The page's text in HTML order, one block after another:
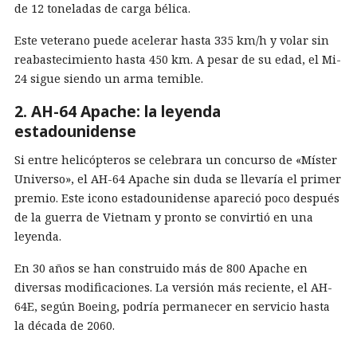
de 12 toneladas de carga bélica.
Este veterano puede acelerar hasta 335 km/h y volar sin
reabastecimiento hasta 450 km. A pesar de su edad, el Mi-
24 sigue siendo un arma temible.
2. AH-64 Apache: la leyenda
estadounidense
Si entre helicópteros se celebrara un concurso de «Míster
Universo», el AH-64 Apache sin duda se llevaría el primer
premio. Este icono estadounidense apareció poco después
de la guerra de Vietnam y pronto se convirtió en una
leyenda.
En 30 años se han construido más de 800 Apache en
diversas modificaciones. La versión más reciente, el AH-
64E, según Boeing, podría permanecer en servicio hasta
la década de 2060.